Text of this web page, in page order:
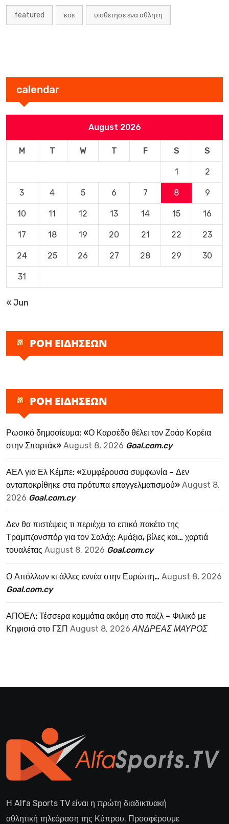
featured κοε υιοθετησε ενα αθλητη
calendar
August 2026
M T W T F S S
1 2
3 4 5 6 7 8 9
10 11 12 13 14 15 16
17 18 19 20 21 22 23
24 25 26 27 28 29 30
31
« Jun
ΡΟΗ ΕΙΔΗΣΕΩΝ
ΡΟΗ ΕΙΔΗΣΕΩΝ
Ρωσικό δημοσίευμα: «Ο Καρσέδο θέλει τον Ζοάο Κορέια
στην Σπαρτάκ» August 8, 2026 Goal.com.cy
ΑΕΛ για Ελ Κέμπε: «Συμφέρουσα συμφωνία – Δεν
ανταποκρίθηκε στα πρότυπα επαγγελματισμού» August 8,
2026 Goal.com.cy
Δεν θα πιστέψεις τι περιέχει το επικό πακέτο της
Τραμπζονσπόρ για τον Σαλάχ: Αμάξια, βίλες και… χαρτιά
τουαλέτας August 8, 2026 Goal.com.cy
Ο Απόλλων κι άλλες εννέα στην Ευρώπη… August 8, 2026
Goal.com.cy
ΑΠΟΕΛ: Τέσσερα κομμάτια ακόμη στο παζλ – Φιλικό με
Κηφισιά στο ΓΣΠ August 8, 2026 ΑΝΔΡΕΑΣ ΜΑΥΡΟΣ
Η Alfa Sports TV είναι η πρώτη διαδικτυακή
αθλητική τηλεόραση της Κύπρου. Προσφέρουμε